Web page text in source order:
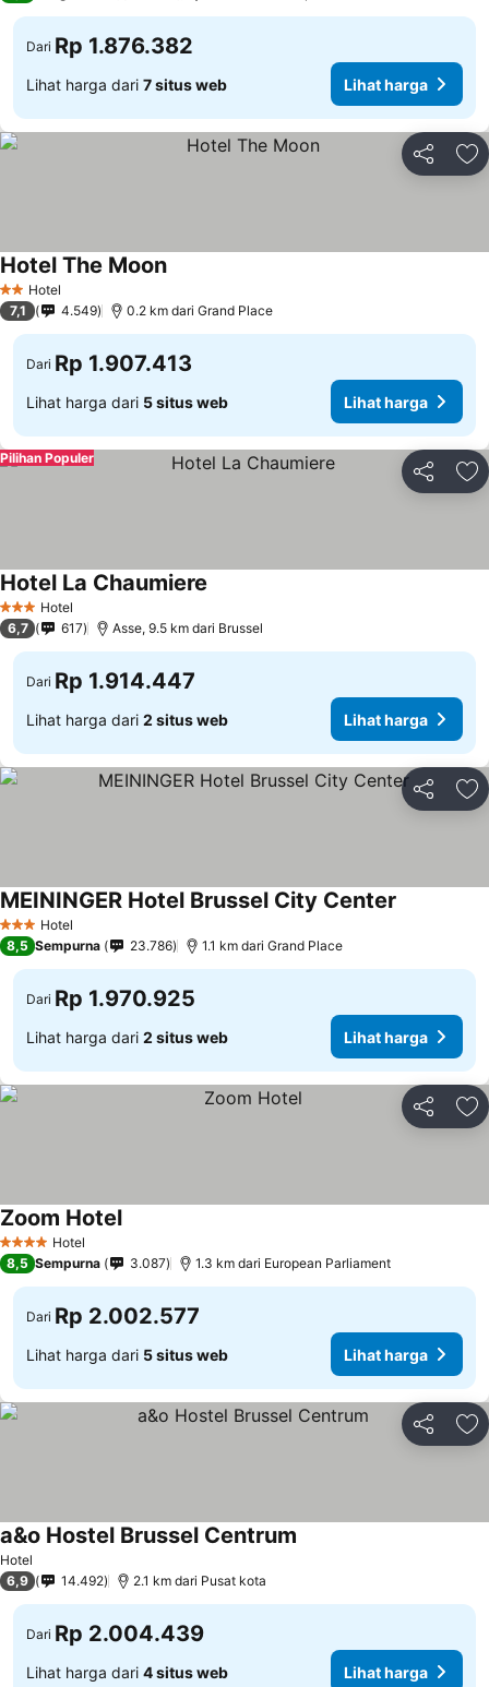
Dari Rp 1.876.382
Lihat harga dari 7 situs web Lihat harga
Bagikan
2 Bintang
Hotel
Hotel The Moon
7,1 4.549 0.2 km dari Grand Place
Dari Rp 1.907.413
Lihat harga dari 5 situs web Lihat harga
Bagikan
Pilihan Populer
3 BintangHotel
Hotel La Chaumiere
6,7 617 Asse, 9.5 km dari Brussel
Dari Rp 1.914.447
Lihat harga dari 2 situs web Lihat harga
Bagikan
3 BintangHotel
MEININGER Hotel Brussel City Center
8,5 Sempurna 23.786 1.1 km dari Grand Place
Dari Rp 1.970.925
Lihat harga dari 2 situs web Lihat harga
Bagikan
4 BintangHotel
Zoom Hotel
8,5 Sempurna 3.087 1.3 km dari European Parliament
Dari Rp 2.002.577
Lihat harga dari 5 situs web Lihat harga
Bagikan
Hotel
a&o Hostel Brussel Centrum
6,9 14.492 2.1 km dari Pusat kota
Dari Rp 2.004.439
Lihat harga dari 4 situs web Lihat harga